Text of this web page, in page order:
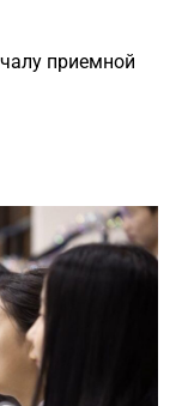
приемной